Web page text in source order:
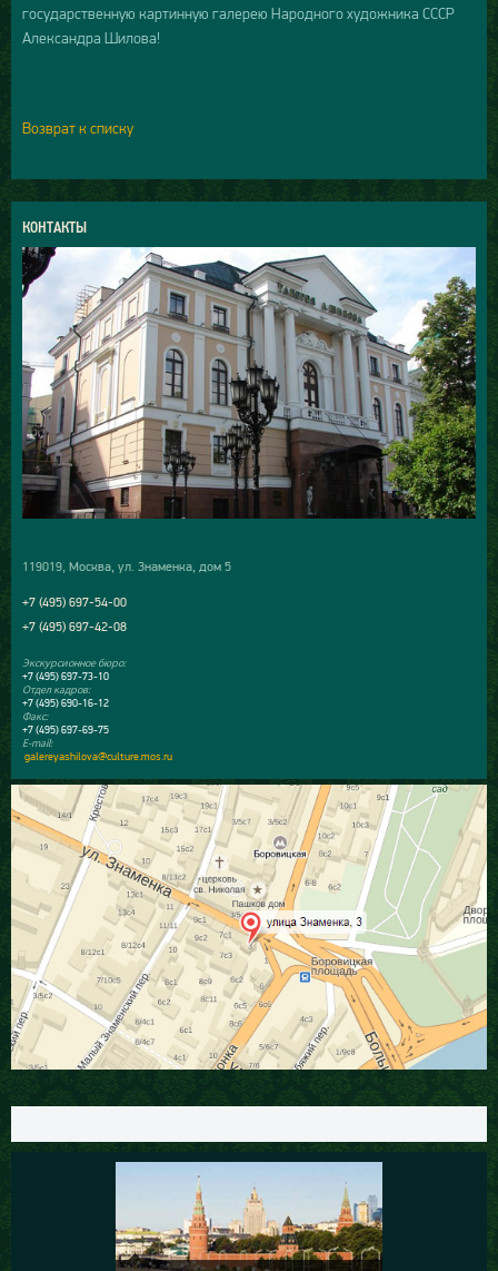
государственную картинную галерею Народного художника СССР
Александра Шилова!
Возврат к списку
КОНТАКТЫ
119019, Москва, ул. Знаменка, дом 5
+7 (495) 697-54-00
+7 (495) 697-42-08
Экскурсионное бюро:
+7 (495) 697-73-10
Отдел кадров:
+7 (495) 690-16-12
Факс:
+7 (495) 697-69-75
E-mail:
galereyashilova@culture.mos.ru